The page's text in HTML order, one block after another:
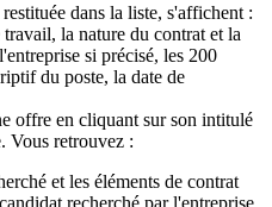
dans la liste, s'affichent :
la nature du contrat et la
si précisé, les 200
du poste, la date de
offre en cliquant sur son intitulé
Vous retrouvez :
et les éléments de contrat
recherché par l'entreprise